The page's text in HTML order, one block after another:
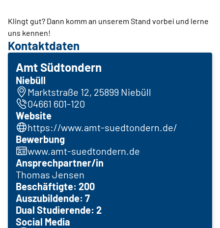
Klingt gut? Dann komm an unserem Stand vorbei und lerne
uns kennen!
Kontaktdaten
Amt Südtondern
Niebüll
Marktstraße 12, 25899 Niebüll
04661 601-120
Website
https://www.amt-suedtondern.de/
Bewerbung
www.amt-suedtondern.de
Ansprechpartner/in
Thomas Jensen
Beschäftigte: 200
Auszubildende: 7
Dual Studierende: 2
Social Media